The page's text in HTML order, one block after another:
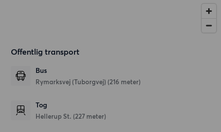
Offentlig transport
Bus
Rymarksvej (Tuborgvej) (216 meter)
Tog
Hellerup St. (227 meter)